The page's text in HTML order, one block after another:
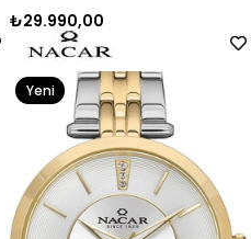
₺29.990,00
Yeni